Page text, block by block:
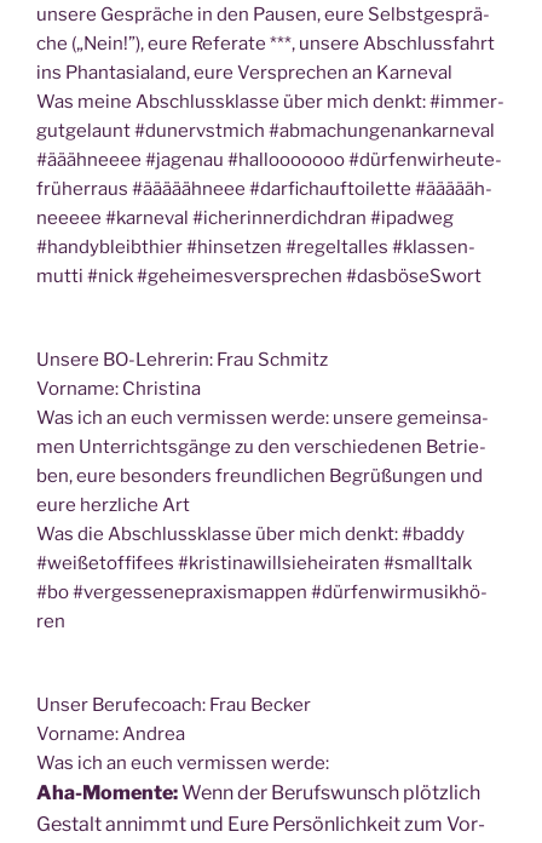
unse­re Gesprä­che in den Pau­sen, eure Selbst­ge­sprä­
che („Nein!”), eure Refe­ra­te ***, unse­re Abschluss­fahrt
ins Phan­ta­sia­land, eure Ver­spre­chen an Karneval
Was mei­ne Abschluss­klas­se über mich denkt: #immer­
gut­ge­launt #dunervst­mich #abma­chun­gen­an­kar­ne­val
#äääh­neeee #jage­nau #hal­looooooo #dür­fen­wir­heu­te­
frü­herraus #äääääh­neee #dar­fich­auf­toi­let­te #äääääh­
neeeee #kar­ne­val #icherin­ner­dich­dran #ipad­weg
#han­dy­bleib­t­hi­er #hin­set­zen #regel­t­al­les #klas­sen­
mut­ti #nick #gehei­mes­ver­spre­chen #das­bö­seS­wort
Unse­re BO-Leh­re­rin: Frau Schmitz
Vor­na­me: Christina
Was ich an euch ver­mis­sen wer­de: unse­re gemein­sa­
men Unter­richts­gän­ge zu den ver­schie­de­nen Betrie­
ben, eure beson­ders freund­li­chen Begrü­ßun­gen und
eure herz­li­che Art
Was die Abschluss­klas­se über mich denkt: #bad­dy
#wei­ßet­of­fi­fees #kris­ti­na­will­sie­hei­ra­ten #small­talk
#bo #ver­ges­sene­pra­xis­map­pen #dür­fen­wir­mu­sik­hö­
ren
Unser Beru­fe­coach: Frau Becker
Vor­na­me: Andrea
Was ich an euch ver­mis­sen werde:
Aha-Momen­te:Wenn der Berufs­wunsch plötz­lich
Gestalt annimmt und Eure Per­sön­lich­keit zum Vor­